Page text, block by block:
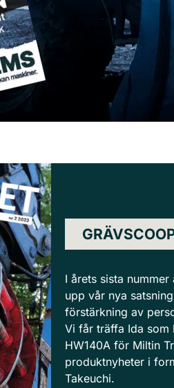
I årets sista
upp vår nya
förstärkning av
Vi får träffa Ida som
HW140A för Miltin
produktnyheter i
Takeuchi.